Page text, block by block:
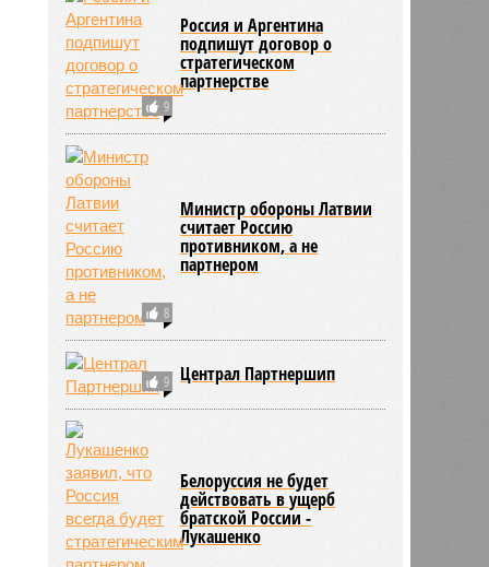
9
Россия и Аргентина
подпишут договор о
стратегическом
партнерстве
8
Министр обороны Латвии
считает Россию
противником, а не
партнером
9 Централ Партнершип
Белоруссия не будет
действовать в ущерб
братской России -
Лукашенко